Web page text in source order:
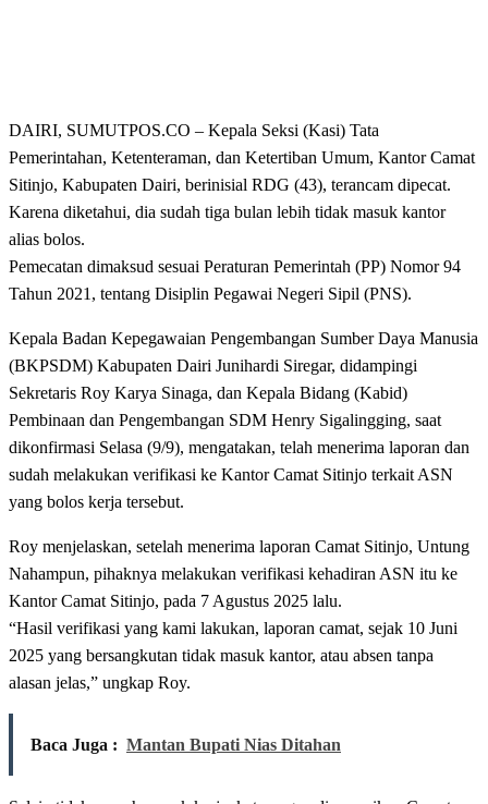
DAIRI, SUMUTPOS.CO – Kepala Seksi (Kasi) Tata
Pemerintahan, Ketenteraman, dan Ketertiban Umum, Kantor Camat
Sitinjo, Kabupaten Dairi, berinisial RDG (43), terancam dipecat.
Karena diketahui, dia sudah tiga bulan lebih tidak masuk kantor
alias bolos.
Pemecatan dimaksud sesuai Peraturan Pemerintah (PP) Nomor 94
Tahun 2021, tentang Disiplin Pegawai Negeri Sipil (PNS).
Kepala Badan Kepegawaian Pengembangan Sumber Daya Manusia
(BKPSDM) Kabupaten Dairi Junihardi Siregar, didampingi
Sekretaris Roy Karya Sinaga, dan Kepala Bidang (Kabid)
Pembinaan dan Pengembangan SDM Henry Sigalingging, saat
dikonfirmasi Selasa (9/9), mengatakan, telah menerima laporan dan
sudah melakukan verifikasi ke Kantor Camat Sitinjo terkait ASN
yang bolos kerja tersebut.
Roy menjelaskan, setelah menerima laporan Camat Sitinjo, Untung
Nahampun, pihaknya melakukan verifikasi kehadiran ASN itu ke
Kantor Camat Sitinjo, pada 7 Agustus 2025 lalu.
“Hasil verifikasi yang kami lakukan, laporan camat, sejak 10 Juni
2025 yang bersangkutan tidak masuk kantor, atau absen tanpa
alasan jelas,” ungkap Roy.
Baca Juga : Mantan Bupati Nias Ditahan